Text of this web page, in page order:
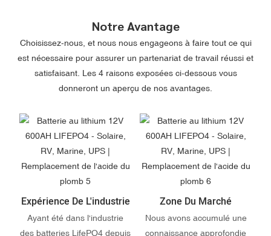
Notre Avantage
Choisissez-nous, et nous nous engageons à faire tout ce qui
est nécessaire pour assurer un partenariat de travail réussi et
satisfaisant. Les 4 raisons exposées ci-dessous vous
donneront un aperçu de nos avantages.
Expérience De L'industrie
Ayant été dans l'industrie
des batteries LifePO4 depuis
Zone Du Marché
Nous avons accumulé une
connaissance approfondie